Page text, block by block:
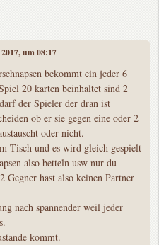
um 08:17
bekommt ein jeder 6
20 karten beinhaltet sind 2
der Spieler der dran ist
ob er sie gegen eine oder 2
oder nicht.
Tisch und es wird gleich gespielt
also betteln usw nur du
Gegner hast also keinen Partner
nach spannender weil jeder
kommt.